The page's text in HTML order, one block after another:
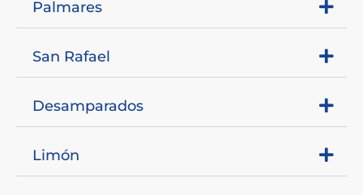
Palmares
San Rafael
Desamparados
Limón